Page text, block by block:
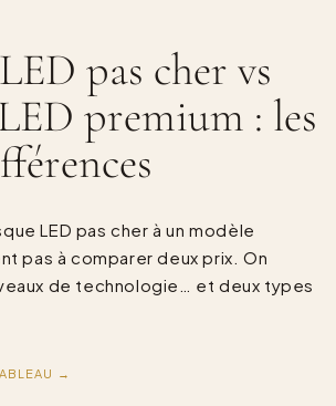
pas cher vs
premium : les
LED pas cher à un modèle
pas à comparer deux prix. On
de technologie… et deux types
→